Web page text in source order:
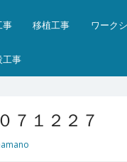
事 移植工事 ワーク
工事
７１２２７